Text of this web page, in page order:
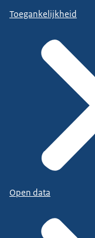
Toegankelijkheid
Open data